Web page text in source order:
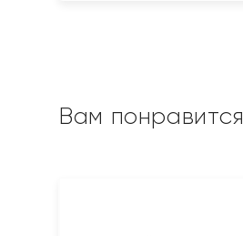
Вам понравится